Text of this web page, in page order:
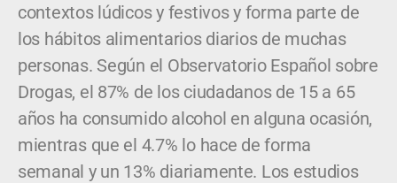
contextos lúdicos y festivos y forma parte de
los hábitos alimentarios diarios de muchas
personas. Según el Observatorio Español sobre
Drogas, el 87% de los ciudadanos de 15 a 65
años ha consumido alcohol en alguna ocasión,
mientras que el 4.7% lo hace de forma
semanal y un 13% diariamente. Los estudios